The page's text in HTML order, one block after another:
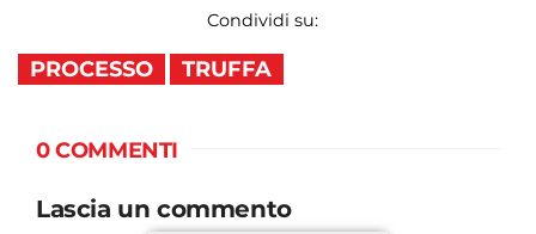
Condividi su:
PROCESSO TRUFFA
0 COMMENTI
Lascia un commento